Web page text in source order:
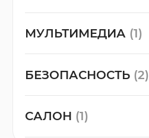
МУЛЬТИМЕДИА (1)
БЕЗОПАСНОСТЬ (2)
САЛОН (1)